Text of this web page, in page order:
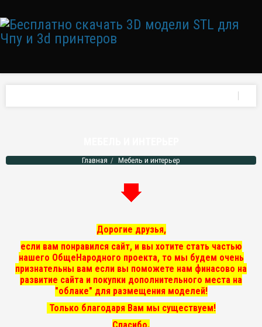
Главная Мебель и интерьер
Дорогие друзья,
если вам понравился сайт, и вы хотите стать частью
нашего ОбщеНародного проекта, то мы будем очень
признательны вам если вы поможете нам финасово на
развитие сайта и покупки дополнительного места на
"облаке" для размещения моделей!
Только благодаря Вам мы существуем!